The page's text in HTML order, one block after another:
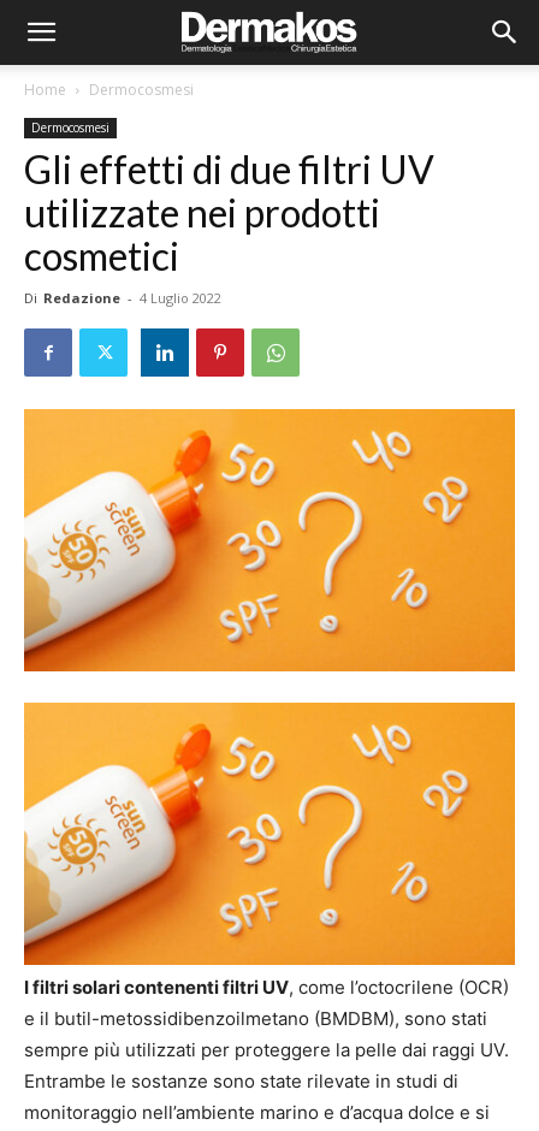
Home Dermocosmesi
Dermocosmesi
Gli effetti di due filtri UV
utilizzate nei prodotti
cosmetici
Di Redazione - 4 Luglio 2022
I filtri solari contenenti filtri UV, come l’octocrilene (OCR)
e il butil-metossidibenzoilmetano (BMDBM), sono stati
sempre più utilizzati per proteggere la pelle dai raggi UV.
Entrambe le sostanze sono state rilevate in studi di
monitoraggio nell’ambiente marino e d’acqua dolce e si